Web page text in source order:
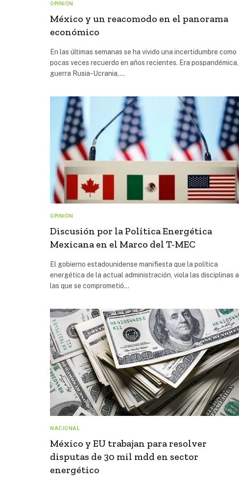
OPINIÓN
México y un reacomodo en el panorama
económico
En las últimas semanas se ha vivido una incertidumbre como
pocas veces recuerdo en años recientes. Era pospandémica,
guerra Rusia-Ucrania,…
OPINIÓN
Discusión por la Política Energética
Mexicana en el Marco del T-MEC
El gobierno estadounidense manifiesta que la política
energética de la actual administración, viola las disciplinas a
las que se comprometió…
NACIONAL
México y EU trabajan para resolver
disputas de 30 mil mdd en sector
energético